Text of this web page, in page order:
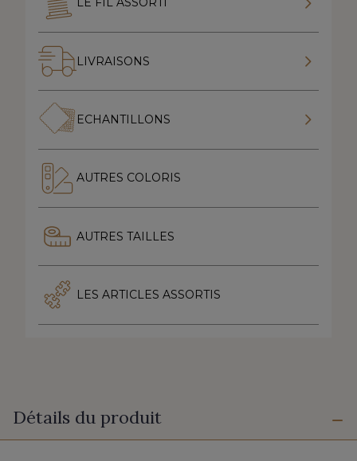
LIVRAISONS
ECHANTILLONS
AUTRES COLORIS
AUTRES TAILLES
LES ARTICLES ASSORTIS
Détails du produit